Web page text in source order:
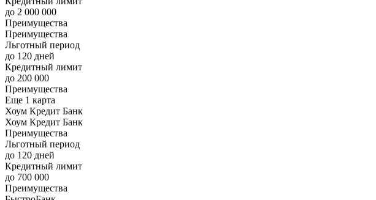
до 2 000 000
Преимущества
Преимущества
Льготный период
до 120 дней
Кредитный лимит
до 200 000
Преимущества
Еще 1 карта
Хоум Кредит Банк
Хоум Кредит Банк
Преимущества
Льготный период
до 120 дней
Кредитный лимит
до 700 000
Преимущества